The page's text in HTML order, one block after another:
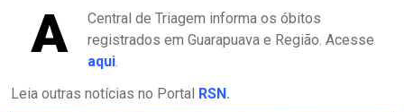
A
Central de Triagem informa os óbitos
registrados em Guarapuava e Região. Acesse
aqui
Leia outras notícias no Portal RSN.